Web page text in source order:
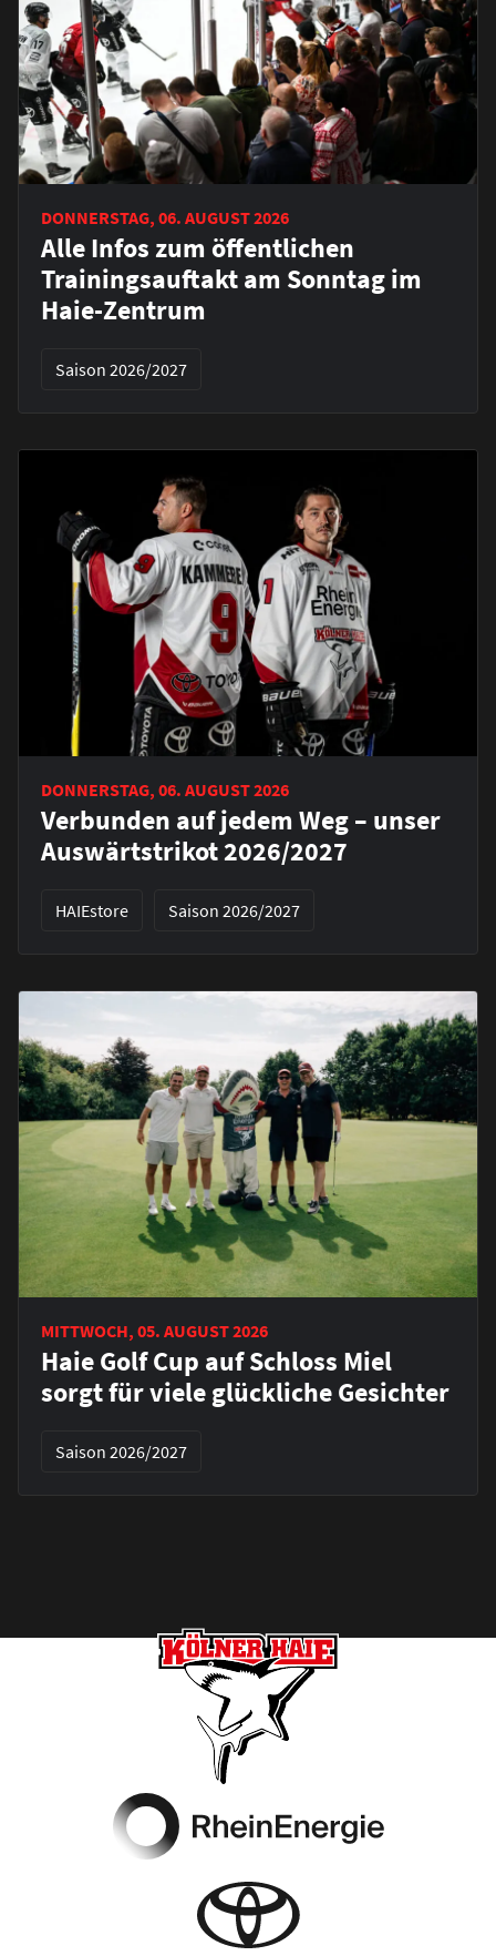
DONNERSTAG, 06. AUGUST 2026
Alle Infos zum öffentlichen
Trainingsauftakt am Sonntag im
Haie-Zentrum
Saison 2026/2027
DONNERSTAG, 06. AUGUST 2026
Verbunden auf jedem Weg – unser
Auswärtstrikot 2026/2027
HAIEstore Saison 2026/2027
MITTWOCH, 05. AUGUST 2026
Haie Golf Cup auf Schloss Miel
sorgt für viele glückliche Gesichter
Saison 2026/2027